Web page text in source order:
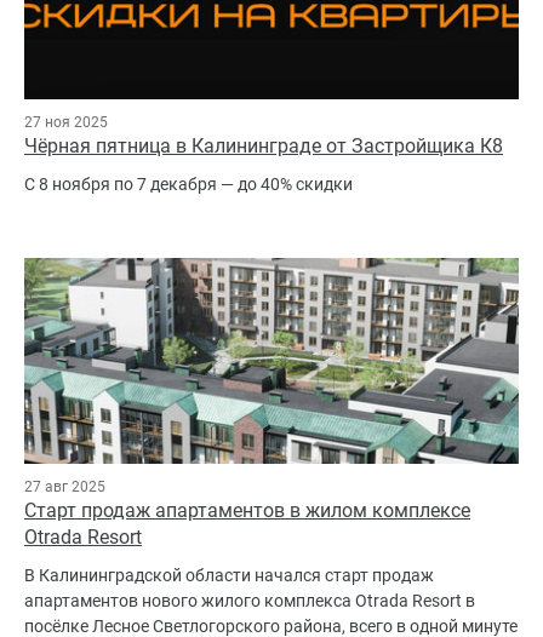
27 ноя 2025
Чёрная пятница в Калининграде от Застройщика К8
С 8 ноября по 7 декабря — до 40% скидки
27 авг 2025
Старт продаж апартаментов в жилом комплексе
Otrada Resort
В Калининградской области начался старт продаж
апартаментов нового жилого комплекса Otrada Resort в
посёлке Лесное Светлогорского района, всего в одной минуте